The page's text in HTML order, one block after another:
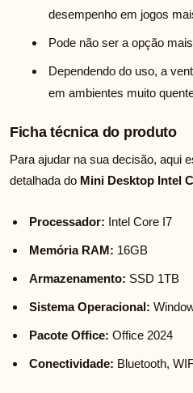
desempenho em jogos
Pode não ser a opção
Dependendo do uso, a
em ambientes muito
Ficha técnica do produto
Para ajudar na sua decisão, aqui
detalhada do Mini Desktop Intel
Processador: Intel Core I7
Memória RAM: 16GB
Armazenamento: SSD 1TB
Sistema Operacional:
Pacote Office: Office 2024
Conectividade: Bluetooth,